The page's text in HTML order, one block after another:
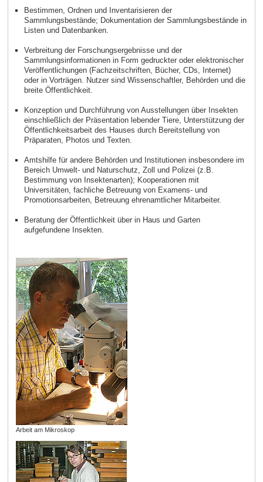
Bestimmen, Ordnen und Inventarisieren der
Sammlungsbestände; Dokumentation der Sammlungsbestände in
Listen und Datenbanken.
Verbreitung der Forschungsergebnisse und der
Sammlungsinformationen in Form gedruckter oder elektronischer
Veröffentlichungen (Fachzeitschriften, Bücher, CDs, Internet)
oder in Vorträgen. Nutzer sind Wissenschaftler, Behörden und die
breite Öffentlichkeit.
Konzeption und Durchführung von Ausstellungen über Insekten
einschließlich der Präsentation lebender Tiere, Unterstützung der
Öffentlichkeitsarbeit des Hauses durch Bereitstellung von
Präparaten, Photos und Texten.
Amtshilfe für andere Behörden und Institutionen insbesondere im
Bereich Umwelt- und Naturschutz, Zoll und Polizei (z.B.
Bestimmung von Insektenarten); Kooperationen mit
Universitäten, fachliche Betreuung von Examens- und
Promotionsarbeiten, Betreuung ehrenamtlicher Mitarbeiter.
Beratung der Öffentlichkeit über in Haus und Garten
aufgefundene Insekten.
Arbeit am Mikroskop